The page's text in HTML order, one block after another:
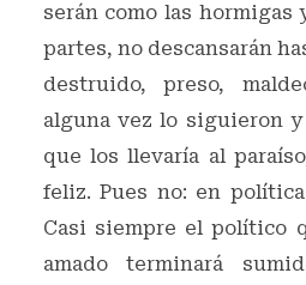
serán como las hormigas
partes, no descansarán
destruido, preso,
alguna vez lo siguieron y
que los llevaría al
feliz. Pues no: en
Casi siempre el político
amado terminará